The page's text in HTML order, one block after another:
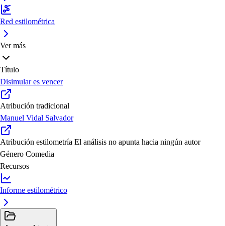
Red estilométrica
Ver más
Título
Disimular es vencer
Atribución tradicional
Manuel Vidal Salvador
Atribución estilometría El análisis no apunta hacia ningún autor
Género Comedia
Recursos
Informe estilométrico